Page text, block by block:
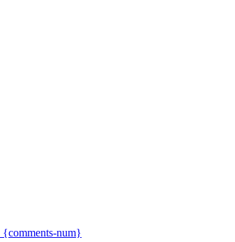
{comments-num}